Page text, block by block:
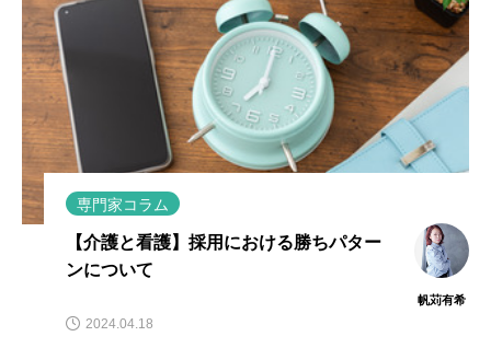
専門家コラム
【介護と看護】採用における勝ちパター
ンについて
帆苅有希
2024.04.18